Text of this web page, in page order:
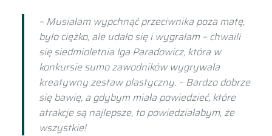
– Musiałam wypchnąć przeciwnika poza matę,
było ciężko, ale udało się i wygrałam – chwaili
się siedmioletnia Iga Paradowicz, która w
konkursie sumo zawodników wygrywała
kreatywny zestaw plastyczny. – Bardzo dobrze
się bawię, a gdybym miała powiedzieć, które
atrakcje są najlepsze, to powiedziałabym, że
wszystkie!